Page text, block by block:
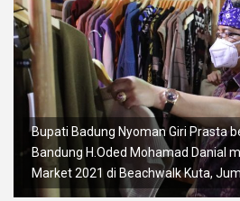
Bupati Badung Nyoman Giri Prasta
Bandung H.Oded Mohamad Danial
Market 2021 di Beachwalk Kuta,